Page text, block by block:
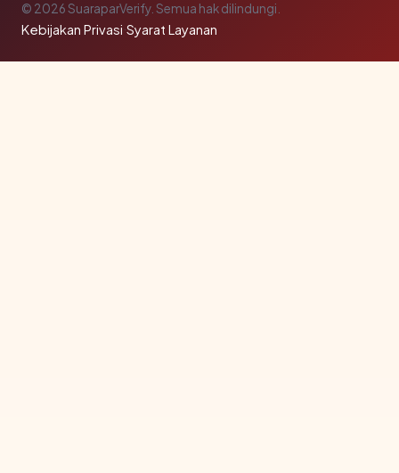
© 2026 SuaraparVerify. Semua hak dilindungi.
Kebijakan Privasi·Syarat Layanan